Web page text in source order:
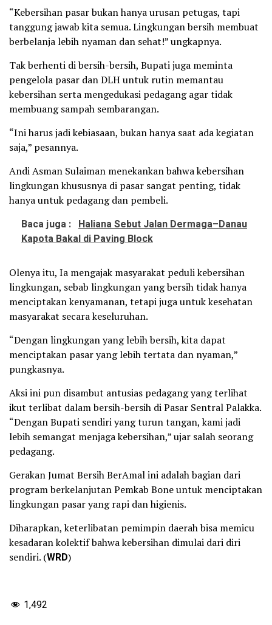
“Kebersihan pasar bukan hanya urusan petugas, tapi
tanggung jawab kita semua. Lingkungan bersih membuat
berbelanja lebih nyaman dan sehat!” ungkapnya.
Tak berhenti di bersih-bersih, Bupati juga meminta
pengelola pasar dan DLH untuk rutin memantau
kebersihan serta mengedukasi pedagang agar tidak
membuang sampah sembarangan.
“Ini harus jadi kebiasaan, bukan hanya saat ada kegiatan
saja,” pesannya.
Andi Asman Sulaiman menekankan bahwa kebersihan
lingkungan khususnya di pasar sangat penting, tidak
hanya untuk pedagang dan pembeli.
Baca juga : Haliana Sebut Jalan Dermaga–Danau
Kapota Bakal di Paving Block
Olenya itu, Ia mengajak masyarakat peduli kebersihan
lingkungan, sebab lingkungan yang bersih tidak hanya
menciptakan kenyamanan, tetapi juga untuk kesehatan
masyarakat secara keseluruhan.
“Dengan lingkungan yang lebih bersih, kita dapat
menciptakan pasar yang lebih tertata dan nyaman,”
pungkasnya.
Aksi ini pun disambut antusias pedagang yang terlihat
ikut terlibat dalam bersih-bersih di Pasar Sentral Palakka.
“Dengan Bupati sendiri yang turun tangan, kami jadi
lebih semangat menjaga kebersihan,” ujar salah seorang
pedagang.
Gerakan Jumat Bersih BerAmal ini adalah bagian dari
program berkelanjutan Pemkab Bone untuk menciptakan
lingkungan pasar yang rapi dan higienis.
Diharapkan, keterlibatan pemimpin daerah bisa memicu
kesadaran kolektif bahwa kebersihan dimulai dari diri
sendiri. (WRD)
1,492